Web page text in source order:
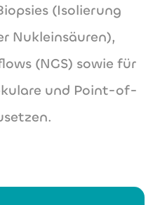
(Isolierung
Nukleinsäuren),
(NGS) sowie für
und Point-of-